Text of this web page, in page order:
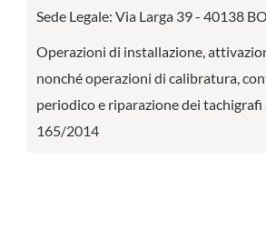
Sede Legale: Via Larga 39 - 40138
Operazioni di installazione,
nonché operazioni di calibratura,
periodico e riparazione dei
165/2014